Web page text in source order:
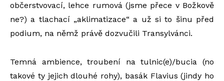
občerstvovací, lehce rumová (jsme přece v Božkově
ne?) a tlachací „aklimatizace“ a už si to šinu před
podium, na němž právě dozvučili Transylvánci.
Temná ambience, troubení na tulnic(e)/bucia (no
takové ty jejich dlouhé rohy), basák Flavius (jindy ho